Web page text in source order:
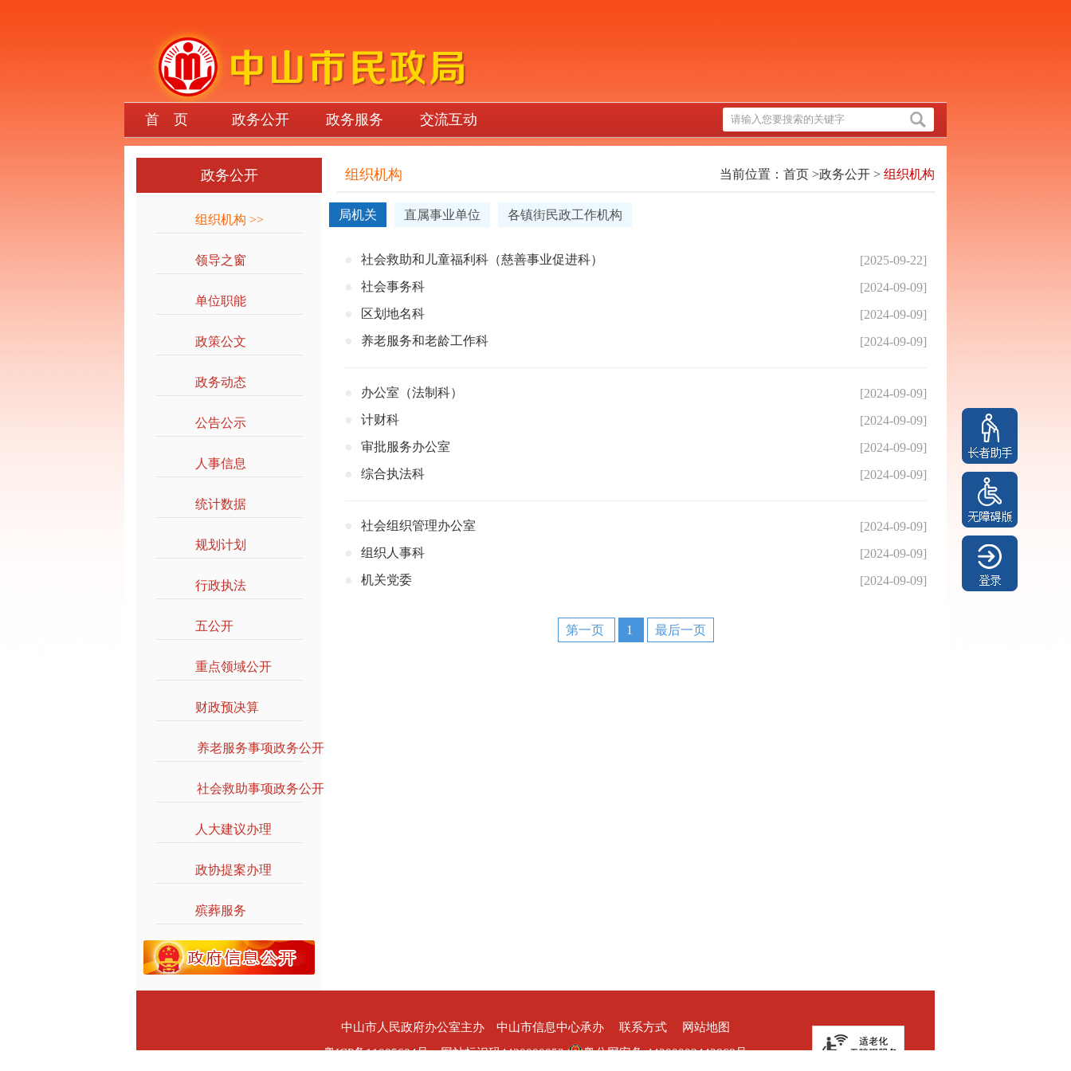
首 页 政务公开 政务服务 交流互动
政务公开
组织机构 >>
领导之窗
单位职能
政策公文
政务动态
公告公示
人事信息
统计数据
规划计划
行政执法
五公开
重点领域公开
财政预决算
养老服务事项政务公开
社会救助事项政务公开
人大建议办理
政协提案办理
殡葬服务
组织机构 当前位置： 首页 >政务公开 > 组织机构
局机关 直属事业单位 各镇街民政工作机构
社会救助和儿童福利科（慈善事业促进科）
[2025-09-22]
社会事务科
[2024-09-09]
区划地名科
[2024-09-09]
养老服务和老龄工作科
[2024-09-09]
办公室（法制科）
[2024-09-09]
计财科
[2024-09-09]
审批服务办公室
[2024-09-09]
综合执法科
[2024-09-09]
社会组织管理办公室
[2024-09-09]
组织人事科
[2024-09-09]
机关党委
[2024-09-09]
第一页 1 最后一页
中山市人民政府办公室主办 中山市信息中心承办 联系方式
网站地图
粤ICP备11005604号网站标识码4420000052 粤公网安备 44200002442868号